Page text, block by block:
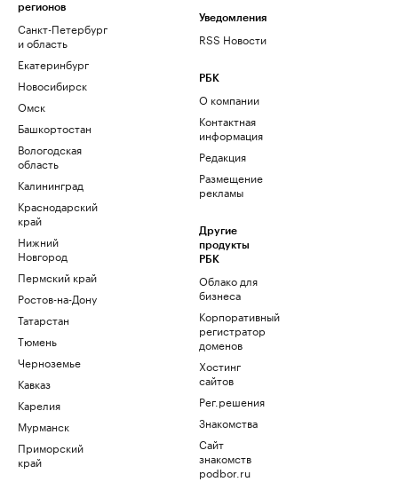
регионов
Санкт-Петербург
и область
Екатеринбург
Новосибирск
Омск
Башкортостан
Вологодская
область
Калининград
Краснодарский
край
Нижний
Новгород
Пермский край
Ростов-на-Дону
Татарстан
Тюмень
Черноземье
Кавказ
Карелия
Мурманск
Приморский
край
Уведомления
RSS Новости
РБК
О компании
Контактная
информация
Редакция
Размещение
рекламы
Другие
продукты
РБК
Облако для
бизнеса
Корпоративный
регистратор
доменов
Хостинг
сайтов
Рег.решения
Знакомства
Сайт
знакомств
podbor.ru